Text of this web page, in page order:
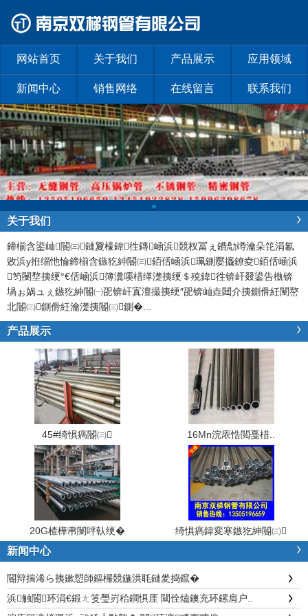
网站首页 关于我们 产品展示 应用领域
新闻中心 销售网络 在线留言 联系我们
关于我们
鍗椾含鍙屾閽㈢鏈夐檺鍏徃鏄崡浜競杈冨ぇ鐨勪竴瀹朵笓涓氱
敓浜у拰缁忚惀鍗椾含鏃犵紳閽㈢銆佸崡浜珮鍘嬮攨鐐夌銆佸崡浜
笉閿堥挗绠°€佸崡浜簿瀵嗘棤缂濋挗绠＄殑鍏徃锛屽叕鍙告槸锛
堝ぉ娲ュぇ鏃犵紳閽㈠巶锛屽寘澶撮挗绠″巶锛屾垚閮介挗鍘傦紝闉嶅
北閽㈢鍘傦紝瀹濋挗閽㈢鍘�
产品展示
45#绮惧瘑閽㈢ 16Mn浣庡悎閲戞棤..
20G楂樺帇閿呯倝绠� 绮惧瘑鍏変寒鏃犵紳閽㈢
新闻中心
閽辩揣浠ら挗鏉愬師鏂欏競鍦洪毦鏈夎捣鑹�
浜触閽环涓€鍛ㄤ笅璺岃秴鐧惧厓 閾佺熆鐭充环鏍肩户..